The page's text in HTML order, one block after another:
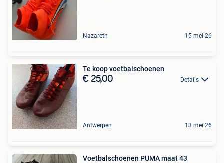
Nazareth 15 mei 26
Te koop voetbalschoenen
€ 25,00 Details
Antwerpen 13 mei 26
Voetbalschoenen PUMA maat 43